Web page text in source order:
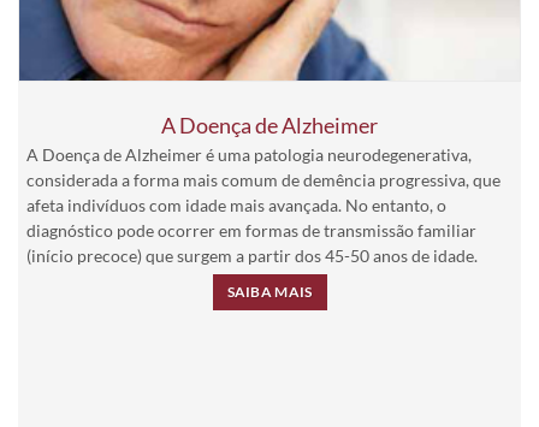
A Doença de Alzheimer
A Doença de Alzheimer é uma patologia neurodegenerativa,
considerada a forma mais comum de demência progressiva, que
afeta indivíduos com idade mais avançada. No entanto, o
diagnóstico pode ocorrer em formas de transmissão familiar
(início precoce) que surgem a partir dos 45-50 anos de idade.
SAIBA MAIS